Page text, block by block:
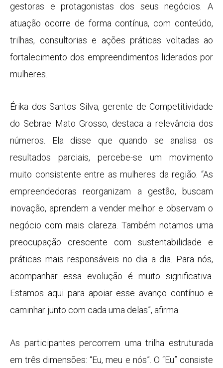
gestoras e protagonistas dos seus negócios. A
atuação ocorre de forma contínua, com conteúdo,
trilhas, consultorias e ações práticas voltadas ao
fortalecimento dos empreendimentos liderados por
mulheres.
Érika dos Santos Silva, gerente de Competitividade
do Sebrae Mato Grosso, destaca a relevância dos
números. Ela disse que quando se analisa os
resultados parciais, percebe-se um movimento
muito consistente entre as mulheres da região. “As
empreendedoras reorganizam a gestão, buscam
inovação, aprendem a vender melhor e observam o
negócio com mais clareza. Também notamos uma
preocupação crescente com sustentabilidade e
práticas mais responsáveis no dia a dia. Para nós,
acompanhar essa evolução é muito significativa.
Estamos aqui para apoiar esse avanço contínuo e
caminhar junto com cada uma delas”, afirma.
As participantes percorrem uma trilha estruturada
em três dimensões: “Eu, meu e nós”. O “Eu” consiste